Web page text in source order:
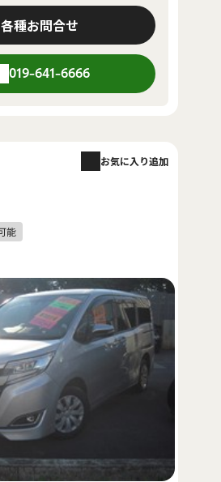
各種お問合せ
019-641-6666
お気に入り追加